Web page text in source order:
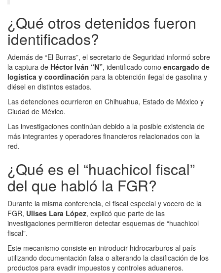
¿Qué otros detenidos fueron
identificados?
Además de “El Burras”, el secretario de Seguridad informó sobre
la captura de Héctor Iván “N”, identificado como encargado de
logística y coordinación para la obtención ilegal de gasolina y
diésel en distintos estados.
Las detenciones ocurrieron en Chihuahua, Estado de México y
Ciudad de México.
Las investigaciones continúan debido a la posible existencia de
más integrantes y operadores financieros relacionados con la
red.
¿Qué es el “huachicol fiscal”
del que habló la FGR?
Durante la misma conferencia, el fiscal especial y vocero de la
FGR, Ulises Lara López, explicó que parte de las
investigaciones permitieron detectar esquemas de “huachicol
fiscal”.
Este mecanismo consiste en introducir hidrocarburos al país
utilizando documentación falsa o alterando la clasificación de los
productos para evadir impuestos y controles aduaneros.